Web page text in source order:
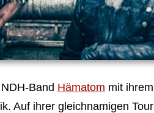
Band Hämatom mit
Auf ihrer gleichnamigen